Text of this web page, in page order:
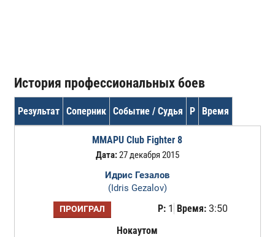
История профессиональных боев
Результат Соперник Событие / Судья Р Время
MMAPU Club Fighter 8
Дата:27 декабря 2015
Идрис Гезалов
(Idris Gezalov)
ПРОИГРАЛ Р:1 Время:3:50
Нокаутом